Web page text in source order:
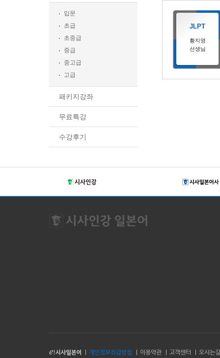
입문
초급
초중급
중급
중고급
고급
패키지강좌
무료특강
수강후기
JLPT
황지영
선생님
개인정보취급방침 이용약관 고객센터 오시는길